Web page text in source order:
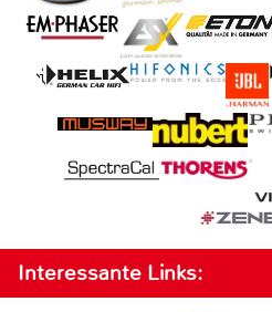
Interessante Links: